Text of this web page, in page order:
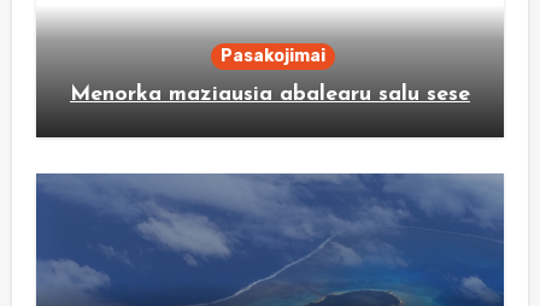
Pasakojimai
Menorka maziausia abalearu salu sese